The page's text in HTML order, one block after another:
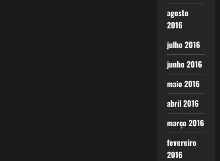
agosto
2016
julho 2016
junho 2016
maio 2016
abril 2016
março 2016
fevereiro
2016